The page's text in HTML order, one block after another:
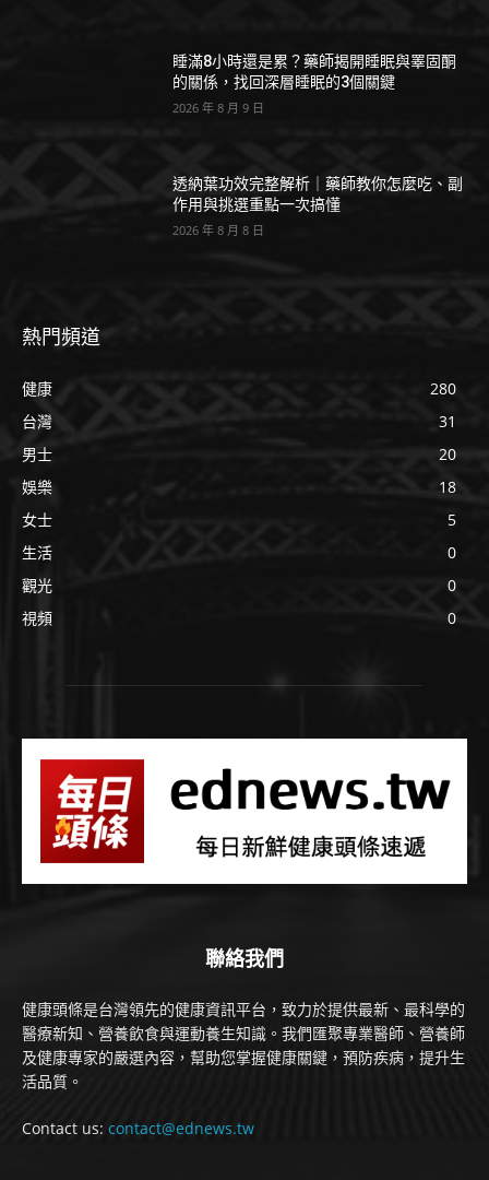
睡滿8小時還是累？藥師揭開睡眠與睪固酮
的關係，找回深層睡眠的3個關鍵
2026 年 8 月 9 日
透納葉功效完整解析｜藥師教你怎麼吃、副
作用與挑選重點一次搞懂
2026 年 8 月 8 日
熱門頻道
健康
280
台灣
31
男士
20
娛樂
18
女士
5
生活
0
觀光
0
視頻
0
聯絡我們
健康頭條是台灣領先的健康資訊平台，致力於提供最新、最科學的
醫療新知、營養飲食與運動養生知識。我們匯聚專業醫師、營養師
及健康專家的嚴選內容，幫助您掌握健康關鍵，預防疾病，提升生
活品質。
Contact us: contact@ednews.tw